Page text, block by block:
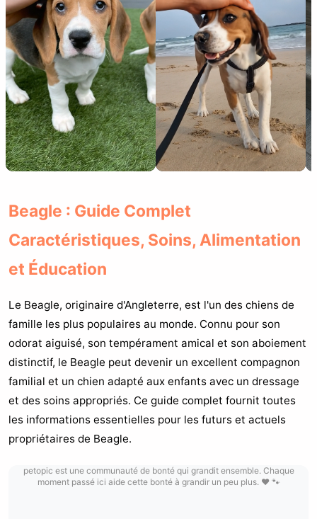
Beagle : Guide Complet
Caractéristiques, Soins, Alimentation
et Éducation
Le Beagle, originaire d'Angleterre, est l'un des chiens de
famille les plus populaires au monde. Connu pour son
odorat aiguisé, son tempérament amical et son aboiement
distinctif, le Beagle peut devenir un excellent compagnon
familial et un chien adapté aux enfants avec un dressage
et des soins appropriés. Ce guide complet fournit toutes
les informations essentielles pour les futurs et actuels
propriétaires de Beagle.
petopic est une communauté de bonté qui grandit ensemble. Chaque
moment passé ici aide cette bonté à grandir un peu plus. ❤️ 🐾